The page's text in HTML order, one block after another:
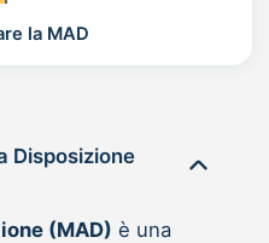
la MAD
(MAD) è una